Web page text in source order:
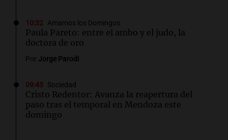
10:32 Amamos los Domingos
Paula Pareto: entre el ambo y el judo, la
doctora de oro
Por Jorge Parodi
09:43 Sociedad
Cristo Redentor: Avanza la reapertura del
paso tras el temporal en Mendoza este
domingo